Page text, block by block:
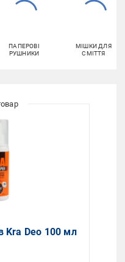
ПАПЕРОВІ
РУШНИКИ
МІШКИ ДЛЯ
СМІТТЯ
Kra Deo 100 мл